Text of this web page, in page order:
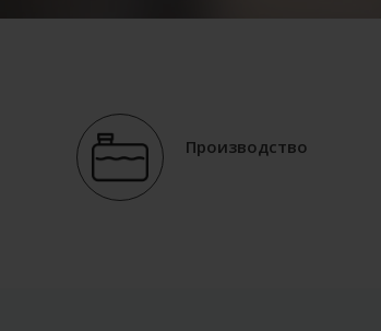
Производство